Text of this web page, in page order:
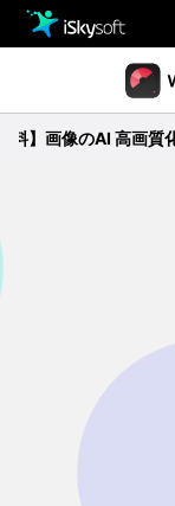
Utility
製品活用事例
製品機能
画像のAI 高画質化鮮